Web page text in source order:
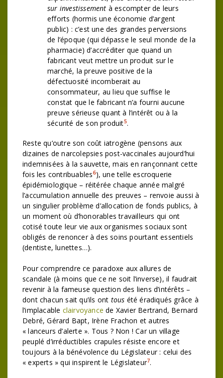
sur investissement à escompter de leurs
efforts (hormis une économie d’argent
public) : c’est une des grandes perversions
de l’époque (qui dépasse le seul monde de la
pharmacie) d’accréditer que quand un
fabricant veut mettre un produit sur le
marché, la preuve positive de la
défectuosité incomberait au
consommateur, au lieu que suffise le
constat que le fabricant n’a fourni aucune
preuve sérieuse quant à l’intérêt ou à la
sécurité de son produit5.
Reste qu’outre son coût iatrogène (pensons aux
dizaines de narcolepsies post-vaccinales aujourd’hui
indemnisées à la sauvette, mais en rançonnant cette
fois les contribuables6), une telle escroquerie
épidémiologique – réitérée chaque année malgré
l’accumulation annuelle des preuves – renvoie aussi à
un singulier problème d’allocation de fonds publics, à
un moment où d’honorables travailleurs qui ont
cotisé toute leur vie aux organismes sociaux sont
obligés de renoncer à des soins pourtant essentiels
(dentiste, lunettes…).
Pour comprendre ce paradoxe aux allures de
scandale (à moins que ce ne soit l’inverse), il faudrait
revenir à la fameuse question des liens d’intérêts –
dont chacun sait qu’ils ont tous été éradiqués grâce à
l’implacable clairvoyance de Xavier Bertrand, Bernard
Debré, Gérard Bapt, Irène Frachon et autres
« lanceurs d’alerte ». Tous ? Non ! Car un village
peuplé d’irréductibles crapules résiste encore et
toujours à la bénévolence du Législateur : celui des
« experts » qui inspirent le Législateur7.